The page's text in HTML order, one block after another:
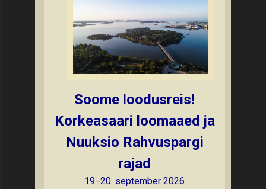
Soome loodusreis!
Korkeasaari loomaaed ja
Nuuksio Rahvuspargi
rajad
19.-20. september 2026